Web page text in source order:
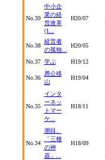
No.39
中小企
業の経
営改革
(1...
H20/07
No.38
経営者
の孤独...
H20/05
No.37 学ぶ H19/12
No.36
愚公移
山
H19/04
No.35
インタ
ーネッ
トマー
ケ...
H18/11
No.34
潮目、
「三種
の神
器」...
H18/09